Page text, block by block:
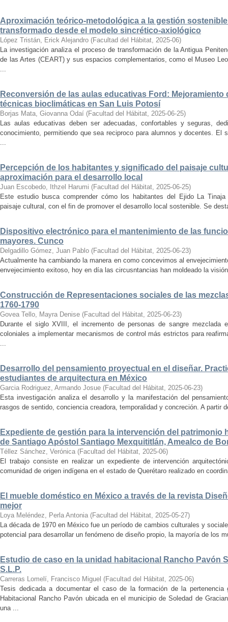
Aproximación teórico-metodológica a la gestión
transformado desde el modelo sincrético-axiológico
López Tristán, Erick Alejandro (Facultad del Hábitat, 2025-06)
La investigación analiza el proceso de transformación de la Antigua
de las Artes (CEART) y sus espacios complementarios, como el Museo
...
Reconversión de las aulas educativas Ford:
técnicas bioclimáticas en San Luis Potosí
Borjas Mata, Giovanna Odaí (Facultad del Hábitat, 2025-06-25)
Las aulas educativas deben ser adecuadas, confortables y seguras,
conocimiento, permitiendo que sea reciproco para alumnos y docentes. El
...
Percepción de los habitantes y significado del paisaje
aproximación para el desarrollo local
Juan Escobedo, Ithzel Harumi (Facultad del Hábitat, 2025-06-25)
Este estudio busca comprender cómo los habitantes del Ejido La
paisaje cultural, con el fin de promover el desarrollo local sostenible. Se
Dispositivo electrónico para el mantenimiento de las
mayores. Cunco
Delgadillo Gómez, Juan Pablo (Facultad del Hábitat, 2025-06-23)
Actualmente ha cambiando la manera en como concevimos al
envejecimiento exitoso, hoy en día las circusntancias han moldeado la
Construcción de Representaciones sociales de las
1760-1790
Govea Tello, Mayra Denise (Facultad del Hábitat, 2025-06-23)
Durante el siglo XVIII, el incremento de personas de sangre
coloniales a implementar mecanismos de control más estrictos para
...
Desarrollo del pensamiento proyectual en el diseñar.
estudiantes de arquitectura en México
Garcia Rodriguez, Armando Josue (Facultad del Hábitat, 2025-06-23)
Esta investigación analiza el desarrollo y la manifestación del
rasgos de sentido, conciencia creadora, temporalidad y concreción. A partir
Expediente de gestión para la intervención del patrimonio
de Santiago Apóstol Santiago Mexquititlán, Amealco de
Téllez Sánchez, Verónica (Facultad del Hábitat, 2025-06)
El trabajo consiste en realizar un expediente de intervención
comunidad de origen indígena en el estado de Querétaro realizado en
El mueble doméstico en México a través de la revista
mejor
Loya Meléndez, Perla Antonia (Facultad del Hábitat, 2025-05-27)
La década de 1970 en México fue un período de cambios culturales y
potencial para desarrollar un fenómeno de diseño propio, la mayoría de los
Estudio de caso en la unidad habitacional Rancho Pavón
S.L.P.
Carreras Lomelí, Francisco Miguel (Facultad del Hábitat, 2025-06)
Tesis dedicada a documentar el caso de la formación de la
Habitacional Rancho Pavón ubicada en el municipio de Soledad de
una ...